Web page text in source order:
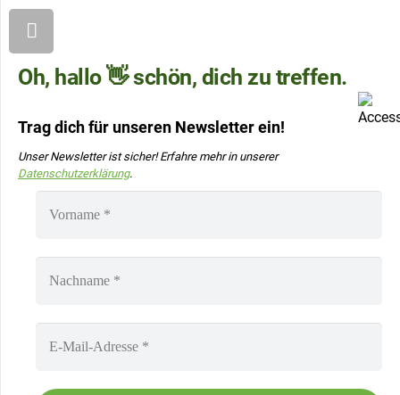
Oh, hallo 👋 schön, dich zu treffen.
Trag dich für unseren Newsletter ein!
Unser Newsletter ist sicher! Erfahre mehr in unserer
Datenschutzerklärung.